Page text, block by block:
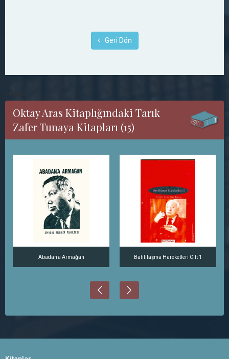
Geri Dön
Oktay Aras Kitaplığındaki Tarık
Zafer Tunaya Kitapları (15)
Abadan'a Armağan Batılılaşma Hareketleri Cilt 1